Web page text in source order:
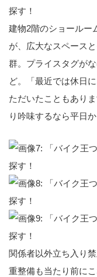
建物2階のショールー
が、広大なスペース
群。プライスタグが
ど。「最近では休日
ただいたこともあり
り吟味するなら平日
関係者以外立ち入り
重整備も当たり前に